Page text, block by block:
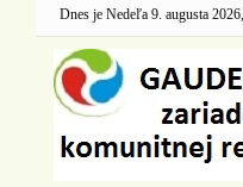
Dnes je Nedeľa 9. augusta